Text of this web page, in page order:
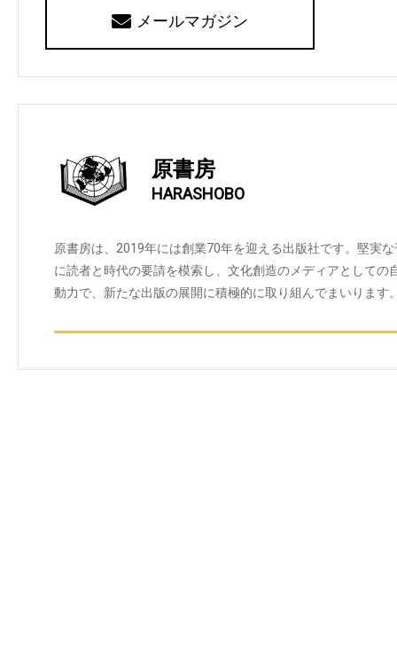
メールマガジン
原書房
HARASHOBO
原書房は、2019年には創業70年を迎える出版社です。堅実
に読者と時代の要請を模索し、文化創造のメディアとしての
動力で、新たな出版の展開に積極的に取り組んでまいります